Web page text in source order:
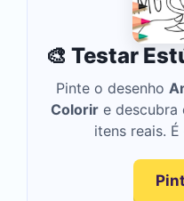
🎨 Testar
Pinte o desenho
Colorir e descubra
itens reais.